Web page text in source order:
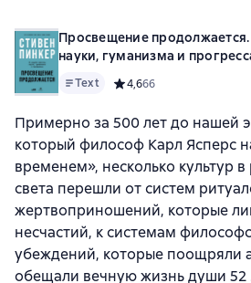
Просвещение
науки, гуманизма и
Text Средний рейтинг 4,6 на
4,666
Примерно за 500 лет до нашей
который философ Карл Ясперс
временем», несколько культур
света перешли от систем
жертвоприношений, которые
несчастий, к системам
убеждений, которые поощряли
обещали вечную жизнь души 52